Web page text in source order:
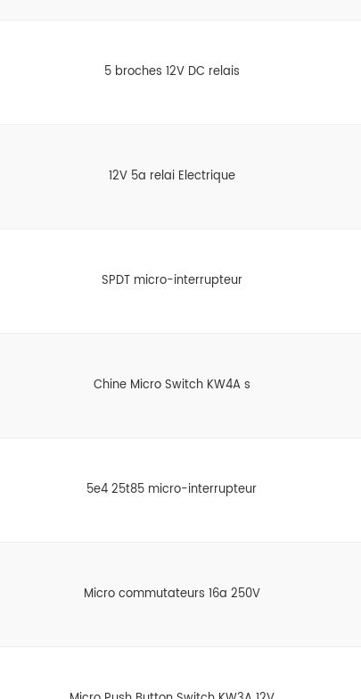
5 broches 12V DC relais
12V 5a relai Electrique
SPDT micro-interrupteur
Chine Micro Switch KW4A s
5e4 25t85 micro-interrupteur
Micro commutateurs 16a 250V